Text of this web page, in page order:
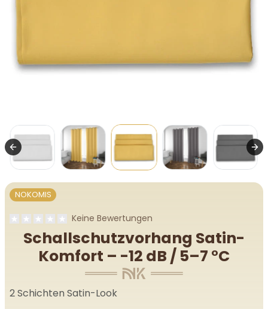
NOKOMIS
Keine Bewertungen
Schallschutzvorhang Satin-
Komfort – -12 dB / 5–7 °C
2 Schichten Satin-Look